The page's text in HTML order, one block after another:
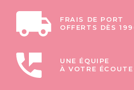
FRAIS DE PORT
OFFERTS DÈS
UNE ÉQUIPE
À VOTRE ÉCOUTE